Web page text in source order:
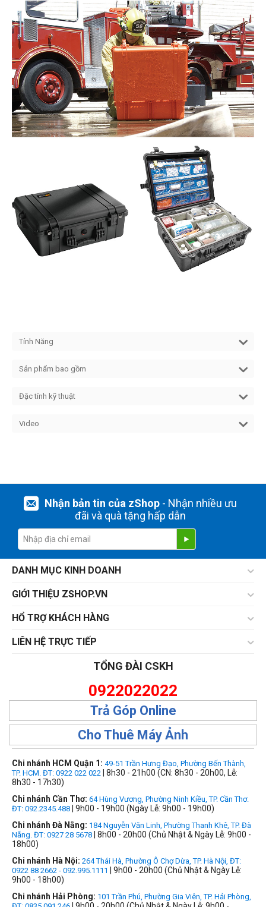
Tính Năng
Sản phẩm bao gồm
Đặc tính kỹ thuật
Video
Nhận bản tin của zShop- Nhận nhiều ưu
đãi và quà tặng hấp dẫn
DANH MỤC KINH DOANH
GIỚI THIỆU ZSHOP.VN
HỔ TRỢ KHÁCH HÀNG
LIÊN HỆ TRỰC TIẾP
TỔNG ĐÀI CSKH
0922022022
Trả Góp Online
Cho Thuê Máy Ảnh
Chi nhánh HCM Quận 1: 49-51 Trần Hưng Đạo, Phường Bến Thành,
TP. HCM. ĐT: 0922 022 022 | 8h30 - 21h00 (CN: 8h30 - 20h00, Lễ:
8h30 - 17h30)
Chi nhánh Cần Thơ: 64 Hùng Vương, Phường Ninh Kiều, TP. Cần Thơ.
ĐT: 092.2345.488 | 9h00 - 19h00 (Ngày Lễ: 9h00 - 19h00)
Chi nhánh Đà Nẵng: 184 Nguyễn Văn Linh, Phường Thanh Khê, TP. Đà
Nẵng. ĐT: 0927 28 5678 | 8h00 - 20h00 (Chủ Nhật & Ngày Lễ: 9h00 -
18h00)
Chi nhánh Hà Nội: 264 Thái Hà, Phường Ô Chợ Dừa, TP. Hà Nội, ĐT:
0922 88 2662 - 092.995.1111
| 9h00 - 20h00 (Chủ Nhật & Ngày Lễ:
9h00 - 18h00)
Chi nhánh Hải Phòng: 101 Trần Phú, Phường Gia Viên, TP. Hải Phòng,